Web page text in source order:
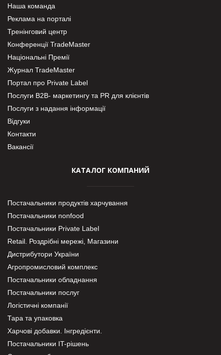
Наша команда
Реклама на порталі
Тренінговий центр
Конференції TradeMaster
Національні Премії
Журнал TradeMaster
Портал про Private Label
Послуги В2В- маркетингу та PR для клієнтів
Послуги з надання інформації
Відгуки
Контакти
Вакансії
КАТАЛОГ КОМПАНИЙ
Постачальники продуктів харчування
Постачальники nonfood
Постачальники Private Label
Retail. Роздрібні мережі, Магазини
Дистрибутори України
Агропромисловий комплекс
Постачальники обладнання
Постачальники послуг
Логістичні компанії
Тара та упаковка
Харчові добавки. Інгредієнти.
Постачальники IT-рішень